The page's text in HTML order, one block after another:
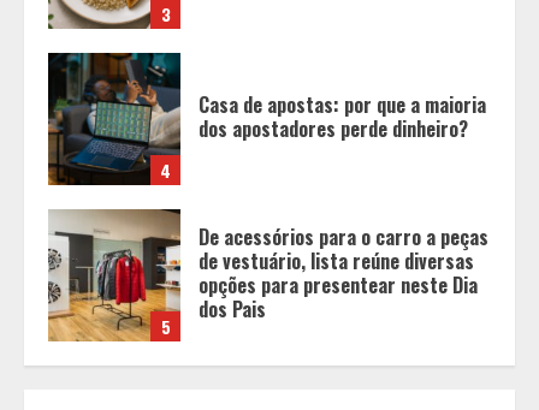
4
5
de vestuário, lista reúne diversas
opções para presentear neste Dia
1
BH será a Capital da Cachaça com a
Expocachaça